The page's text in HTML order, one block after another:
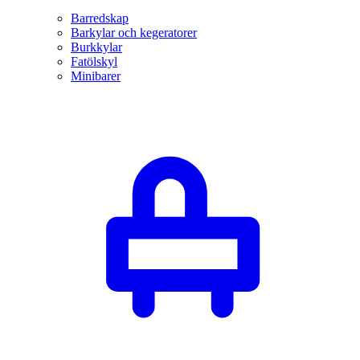
Barredskap
Barkylar och kegeratorer
Burkkylar
Fatölskyl
Minibarer